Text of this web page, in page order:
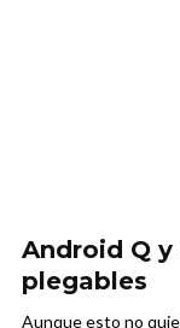
Android Q
plegables
Aunque esto no